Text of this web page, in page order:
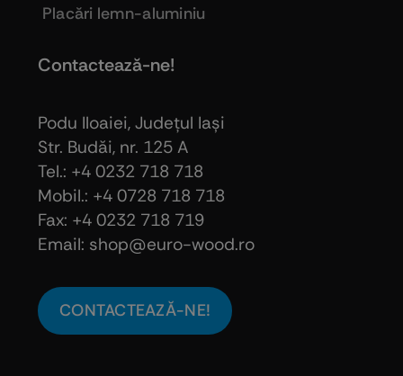
Placări lemn-aluminiu
Contactează-ne!
Podu Iloaiei, Judeţul Iaşi
Str. Budăi, nr. 125 A
Tel.: +4 0232 718 718
Mobil.: +4 0728 718 718
Fax: +4 0232 718 719
Email: shop@euro-wood.ro
CONTACTEAZĂ-NE!